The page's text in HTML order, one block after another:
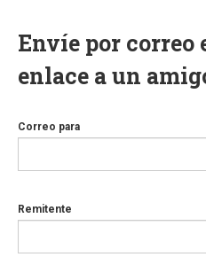
Envíe por correo
enlace a un
Correo para
Remitente